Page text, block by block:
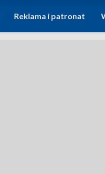
Reklama i patronat